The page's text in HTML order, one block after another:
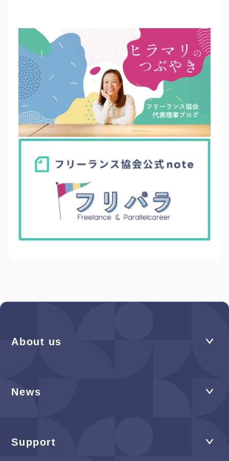
About us
News
Support